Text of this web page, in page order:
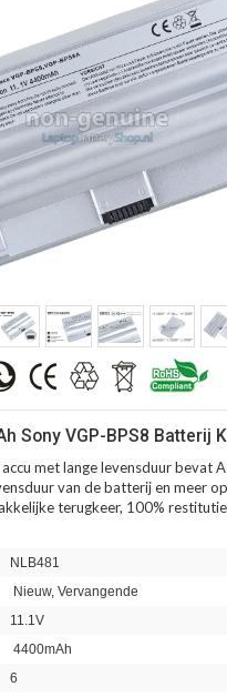
Sony VGP-BPS8 Batterij
accu met lange levensduur bevat
van de batterij en meer
terugkeer, 100%
NLB481
Nieuw, Vervangende
11.1V
4400mAh
6